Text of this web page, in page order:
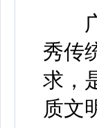
广
秀传
求，
质文